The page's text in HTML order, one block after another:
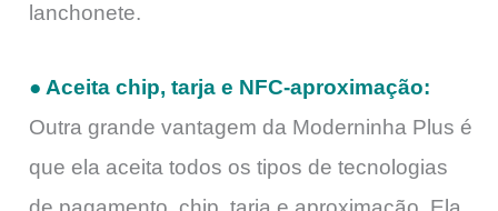
lanchonete.
● Aceita chip, tarja e NFC-aproximação:
Outra grande vantagem da Moderninha Plus é
que ela aceita todos os tipos de tecnologias